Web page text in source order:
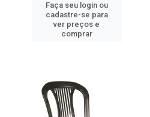
Faça seu login ou
cadastre-se para
ver preços e
comprar